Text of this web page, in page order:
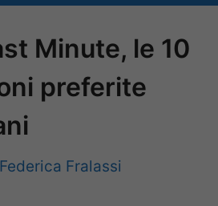
Minute, le 10
preferite
Federica Fralassi